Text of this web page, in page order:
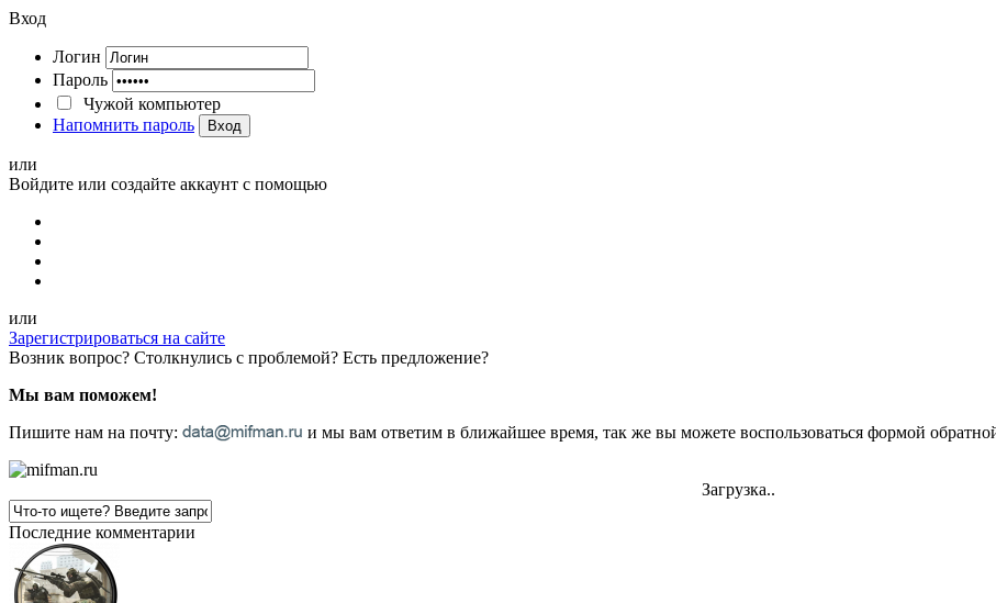
Вход
Логин
Пароль
Чужой компьютер
Напомнить пароль
Вход
или
Войдите или создайте аккаунт с помощью
или
Зарегистрироваться на сайте
Возник вопрос? Столкнулись с проблемой? Есть предложение?
Мы вам поможем!
Пишите нам на почту:
и мы вам ответим в ближайшее время, так же вы можете воспользоваться формой
Загрузка..
Последние комментарии